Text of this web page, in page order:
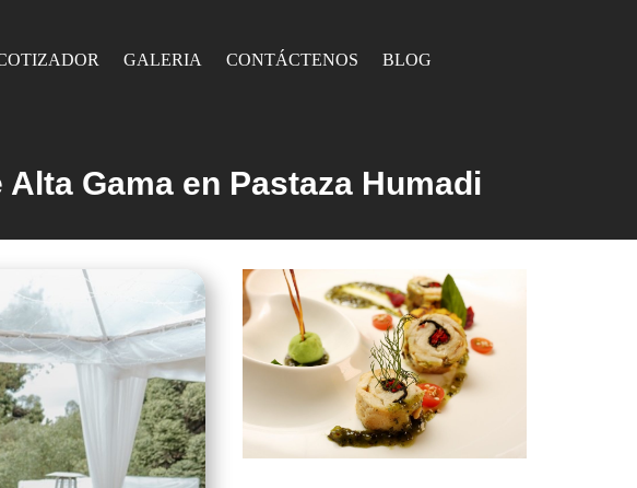
GALERIA CONTÁCTENOS BLOG
Gama en Pastaza Humadi